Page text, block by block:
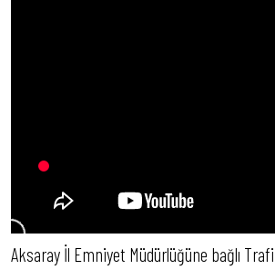
Aksaray İl Emniyet Müdürlüğüne bağlı